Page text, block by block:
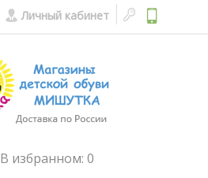
Личный кабинет
В избранном: 0